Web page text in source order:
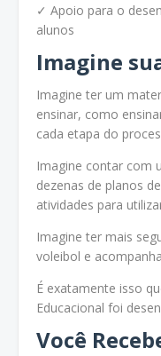
✓ Apoio para o
alunos
Imagine
Imagine ter um
ensinar, como
cada etapa do
Imagine contar com
dezenas de planos
atividades para
Imagine ter mais
voleibol e
É exatamente isso
Educacional foi
Você